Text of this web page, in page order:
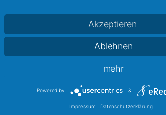
Baby, Spielwaren & Kindermode (1)
Süßes und Genuß Gesundheit, Schönheit
(20) Hotel und Gastronomie (8)
Akzeptieren
Ablehnen
mehr
Powered by &
Impressum Datenschutzerklärung